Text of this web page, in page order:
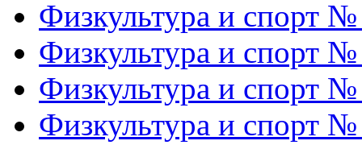
Физкультура и спорт
Физкультура и спорт
Физкультура и спорт
Физкультура и спорт